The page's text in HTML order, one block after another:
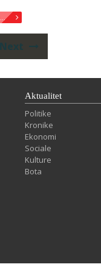
Next
Aktualitet
Politike
Kronike
Ekonomi
Sociale
Kulture
Bota